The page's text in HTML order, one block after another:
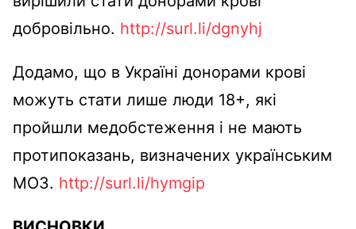
добровільно. http://surl.li/dgnyhj
Додамо, що в Україні донорами крові
можуть стати лише люди 18+, які
пройшли медобстеження і не мають
протипоказань, визначених українським
МОЗ. http://surl.li/hymgip